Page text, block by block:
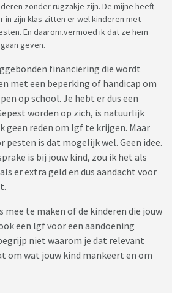
zonder rugzakje zijn. De mijne heeft
in zijn klas zitten er wel kinderen met
En daarom.vermoed ik dat ze hem
geven.
financiering die wordt
met een beperking of handicap om
op school. Je hebt er dus een
worden op zich, is natuurlijk
geen reden om lgf te krijgen. Maar
pesten is dat mogelijk wel. Geen idee.
is bij jouw kind, zou ik het als
er extra geld en dus aandacht voor
mee te maken of de kinderen die jouw
een lgf voor een aandoening
niet waarom je dat relevant
om wat jouw kind mankeert en om